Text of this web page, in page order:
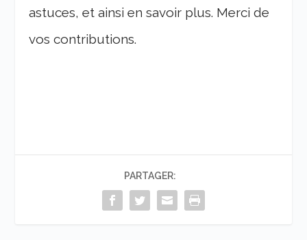
astuces, et ainsi en savoir plus. Merci de
vos contributions.
PARTAGER: